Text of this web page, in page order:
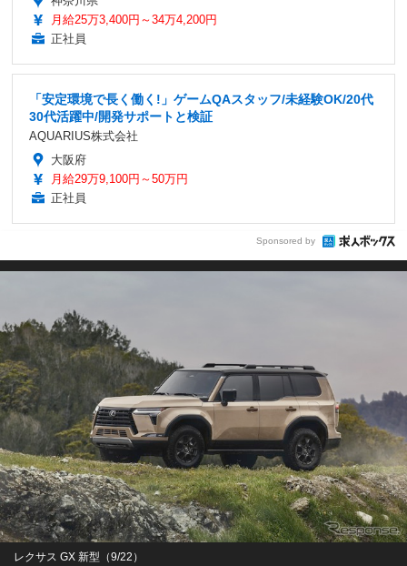
月給25万3,400円～34万4,200円
正社員
「安定環境で長く働く!」ゲームQAスタッフ/未経験OK/20代
30代活躍中/開発サポートと検証
AQUARIUS株式会社
大阪府
月給29万9,100円～50万円
正社員
Sponsored by
レクサス GX 新型（9/22）